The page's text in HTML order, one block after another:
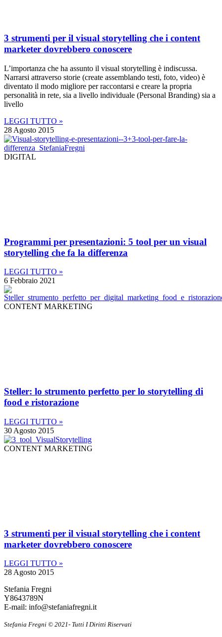
3 strumenti per il visual storytelling che i content
marketer dovrebbero conoscere
L’importanza che ha assunto il visual storytelling è indiscussa.
Narrarsi attraverso storie (create assemblando testi, foto, video) è
diventato il modo migliore per raccontarsi e creare la propria
personalità in rete, sia a livello individuale (Personal Branding) sia a
livello
LEGGI TUTTO »
28 Agosto 2015
DIGITAL
Programmi per presentazioni: 5 tool per un visual
storytelling che fa la differenza
LEGGI TUTTO »
6 Febbraio 2021
CONTENT MARKETING
Steller: lo strumento perfetto per lo storytelling di
food e ristorazione
LEGGI TUTTO »
30 Agosto 2015
CONTENT MARKETING
3 strumenti per il visual storytelling che i content
marketer dovrebbero conoscere
LEGGI TUTTO »
28 Agosto 2015
Stefania Fregni
Y8643789N
E-mail: info@stefaniafregni.it
Stefania Fregni © 2021- Tutti I Diritti Riservati